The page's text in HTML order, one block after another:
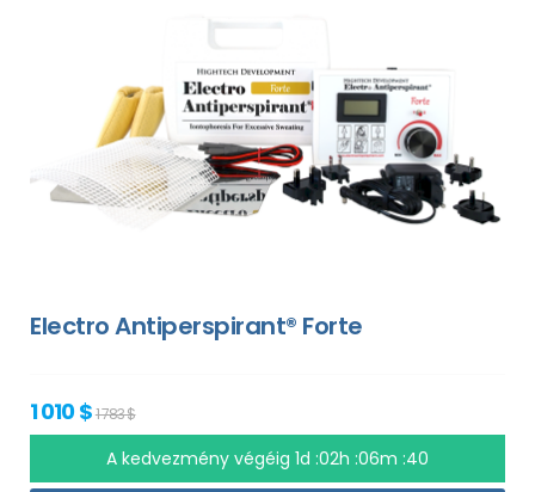
Electro Antiperspirant® Forte
1 010 $1 783 $
A kedvezmény végéig1d :02h :06m :39